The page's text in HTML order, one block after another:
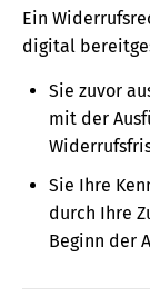
Ein
digital
Sie zuvor
mit der
Sie Ihre
durch Ihre
Beginn der